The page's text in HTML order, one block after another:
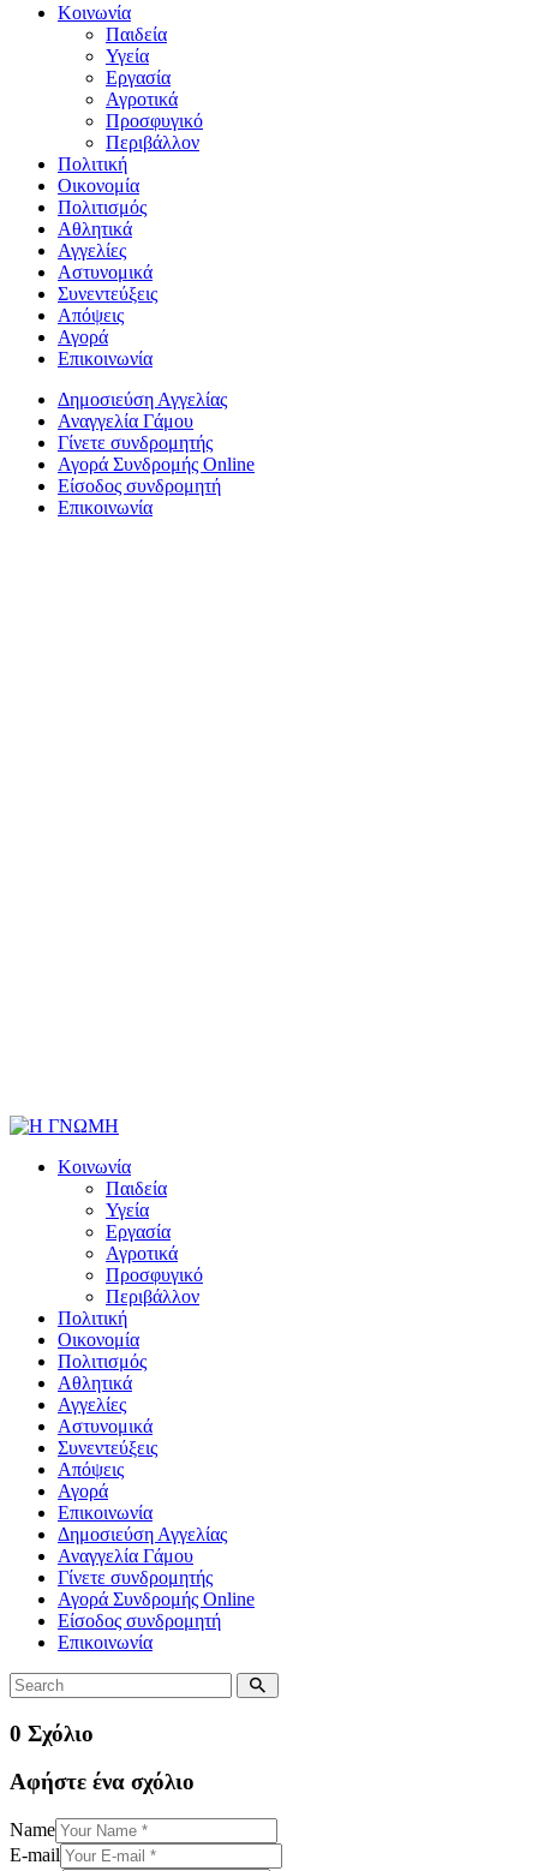
Κοινωνία
Παιδεία
Υγεία
Εργασία
Αγροτικά
Προσφυγικό
Περιβάλλον
Πολιτική
Οικονομία
Πολιτισμός
Αθλητικά
Αγγελίες
Αστυνομικά
Συνεντεύξεις
Απόψεις
Αγορά
Επικοινωνία
Δημοσιεύση Αγγελίας
Αναγγελία Γάμου
Γίνετε συνδρομητής
Αγορά Συνδρομής Online
Είσοδος συνδρομητή
Επικοινωνία
Κοινωνία
Παιδεία
Υγεία
Εργασία
Αγροτικά
Προσφυγικό
Περιβάλλον
Πολιτική
Οικονομία
Πολιτισμός
Αθλητικά
Αγγελίες
Αστυνομικά
Συνεντεύξεις
Απόψεις
Αγορά
Επικοινωνία
Δημοσιεύση Αγγελίας
Αναγγελία Γάμου
Γίνετε συνδρομητής
Αγορά Συνδρομής Online
Είσοδος συνδρομητή
Επικοινωνία
0 Σχόλιο
Αφήστε ένα σχόλιο
Name
E-mail